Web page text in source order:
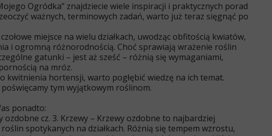
Ogródka” znajdziecie wiele inspiracji i praktycznych porad
ważnych, terminowych zadań, warto już teraz sięgnąć po
miejsce na wielu działkach, uwodząc obfitością kwiatów,
i ogromną różnorodnością. Choć sprawiają wrażenie roślin
gatunki – jest aż sześć – różnią się wymaganiami,
na mróz.
kwitnienia hortensji, warto pogłębić wiedzę na ich temat.
tym wyjątkowym roślinom.
ponadto:
ozdobne cz. 3. Krzewy – Krzewy ozdobne to najbardziej
spotykanych na działkach. Różnią się tempem wzrostu,